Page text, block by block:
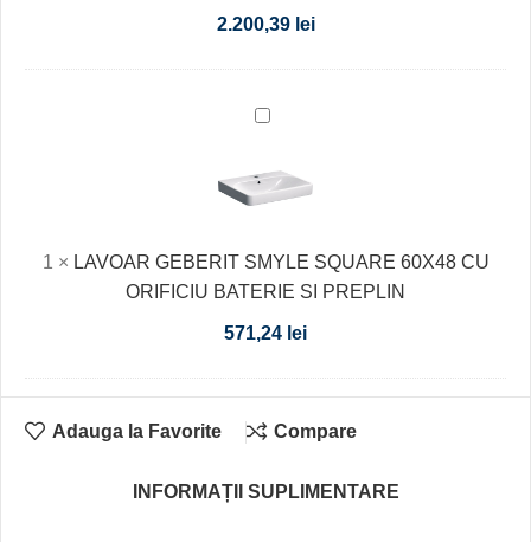
BRUSHED
DIAM.
MANER
N
2.200,39 lei
LAVOAR
SMYLE
SQUARE
CU
ORIFICIU
BATERIE
PREPLIN
1 × LAVOAR GEBERIT SMYLE SQUARE 60X48 CU
ORIFICIU BATERIE SI PREPLIN
571,24 lei
Adauga la Favorite Compare
INFORMAȚII SUPLIMENTARE